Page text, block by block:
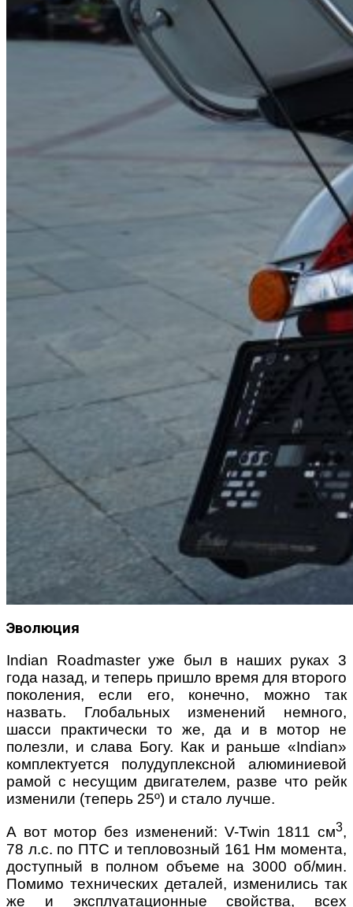
Эволюция
Indian Roadmaster уже был в наших руках 3
года назад, и теперь пришло время для второго
поколения, если его, конечно, можно так
назвать. Глобальных изменений немного,
шасси практически то же, да и в мотор не
полезли, и слава Богу. Как и раньше «Indian»
комплектуется полудуплексной алюминиевой
рамой с несущим двигателем, разве что рейк
изменили (теперь 25º) и стало лучше.
А вот мотор без изменений: V-Twin 1811 см3,
78 л.с. по ПТС и тепловозный 161 Нм момента,
доступный в полном объеме на 3000 об/мин.
Помимо технических деталей, изменились так
же и эксплуатационные свойства, всех